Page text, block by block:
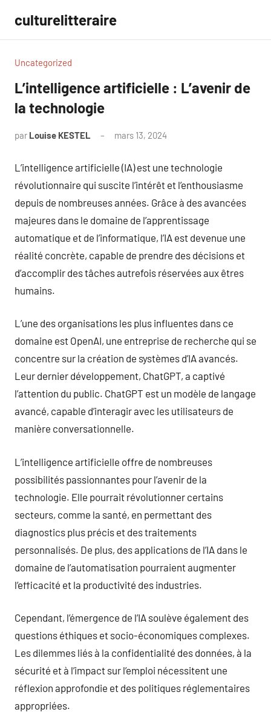
contenu
culturelitteraire
Uncategorized
L’intelligence artificielle : L’avenir de
la technologie
par Louise KESTEL mars 13, 2024
L’intelligence artificielle (IA) est une technologie
révolutionnaire qui suscite l’intérêt et l’enthousiasme
depuis de nombreuses années. Grâce à des avancées
majeures dans le domaine de l’apprentissage
automatique et de l’informatique, l’IA est devenue une
réalité concrète, capable de prendre des décisions et
d’accomplir des tâches autrefois réservées aux êtres
humains.
L’une des organisations les plus influentes dans ce
domaine est OpenAI, une entreprise de recherche qui se
concentre sur la création de systèmes d’IA avancés.
Leur dernier développement, ChatGPT, a captivé
l’attention du public. ChatGPT est un modèle de langage
avancé, capable d’interagir avec les utilisateurs de
manière conversationnelle.
L’intelligence artificielle offre de nombreuses
possibilités passionnantes pour l’avenir de la
technologie. Elle pourrait révolutionner certains
secteurs, comme la santé, en permettant des
diagnostics plus précis et des traitements
personnalisés. De plus, des applications de l’IA dans le
domaine de l’automatisation pourraient augmenter
l’efficacité et la productivité des industries.
Cependant, l’émergence de l’IA soulève également des
questions éthiques et socio-économiques complexes.
Les dilemmes liés à la confidentialité des données, à la
sécurité et à l’impact sur l’emploi nécessitent une
réflexion approfondie et des politiques réglementaires
appropriées.